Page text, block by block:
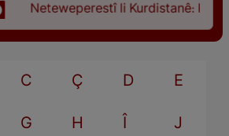
Neteweperestî li Kurdistanê:
C Ç D E
G H Î J